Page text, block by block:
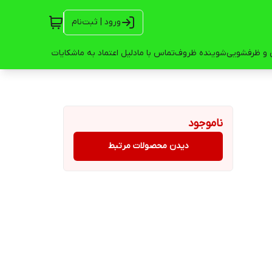
ورود | ثبت‌نام
و ظرفشوییشوینده ظروفتماس با مادلیل اعتماد به ماشکایات
ناموجود
دیدن محصولات مرتبط